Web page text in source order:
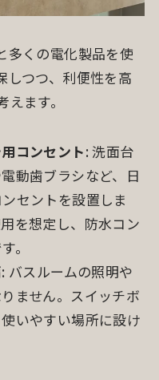
多くの電化製品を使
しつつ、利便性を高
ます。
コンセント: 洗面台
動歯ブラシなど、日
セントを設置しま
を想定し、防水コン
。
: バスルームの照明や
ません。スイッチボ
いやすい場所に設け